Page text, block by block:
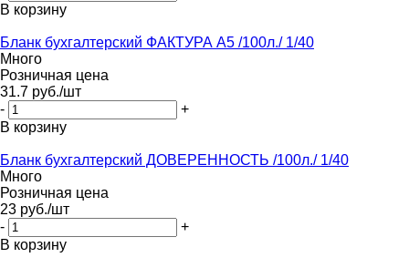
В корзину
Бланк бухгалтерский ФАКТУРА А5 /100л./ 1/40
Много
Розничная цена
31.7 руб./шт
-
+
В корзину
Бланк бухгалтерский ДОВЕРЕННОСТЬ /100л./ 1/40
Много
Розничная цена
23 руб./шт
-
+
В корзину